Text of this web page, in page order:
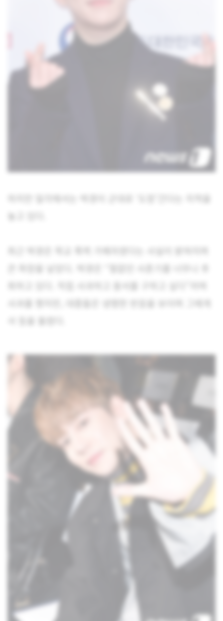
하지만 일각에서는 박경이 군대로 ‘도망’간다는 지적을
놓고 있다.
최근 박경은 학교 폭력 가해자였다는 사실이 밝혀지며
큰 파장을 낳았다. 박경은 “철없던 사춘기를 너무나 후
회하고 있다. 직접 사과하고 용서를 구하고 싶다”라며
사과를 했지만, 대중들은 냉랭한 반응을 보이며 그에게
서 등을 돌렸다.